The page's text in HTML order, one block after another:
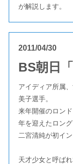
が解説します。
2011/04/30
BS朝日
アイディア所属
美子選手。
来年開催のロン
年を迎えたロン
二宮清純が初イン
天才少女と呼ば